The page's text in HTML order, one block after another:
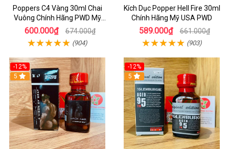
Poppers C4 Vàng 30ml Chai
Vuông Chính Hãng PWD Mỹ
Tăng Hưng Phấn Cho Top Bot
600.000₫ 674.000₫
(904)
Kích Dục Popper Hell Fire 30ml
Chính Hãng Mỹ USA PWD
589.000₫ 661.000₫
(903)
-12%
5
-12%
5